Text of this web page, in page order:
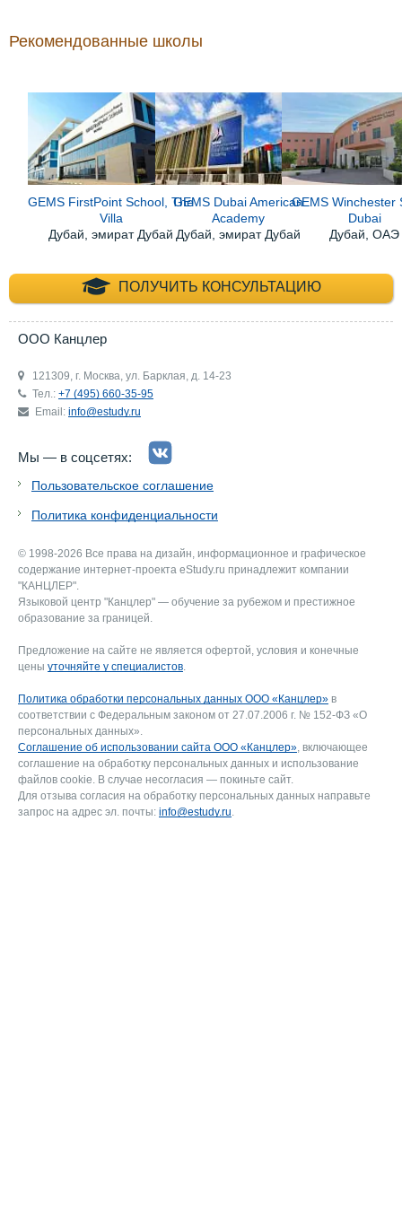
Рекомендованные школы
GEMS FirstPoint School, The
Villa
Дубай, эмират Дубай
GEMS Dubai American
Academy
Дубай, эмират Дубай
GEMS Winchester
Dubai
Дубай, ОАЭ
ПОЛУЧИТЬ КОНСУЛЬТАЦИЮ
+7 (495) 660-35-
ООО Канцлер
121309, г. Москва, ул. Барклая, д. 14-23
Тел.: +7 (495) 660-35-95
Email: info@estudy.ru
Мы — в соцсетях:
Пользовательское соглашение
Политика конфиденциальности
© 1998-2026 Все права на дизайн, информационное и графическое
содержание интернет-проекта eStudy.ru принадлежит компании
"КАНЦЛЕР".
Языковой центр "Канцлер" — обучение за рубежом и престижное
образование за границей.
Предложение на сайте не является офертой, условия и конечные
цены уточняйте у специалистов.
Политика обработки персональных данных ООО «Канцлер» в
соответствии с Федеральным законом от 27.07.2006 г. № 152-ФЗ «О
персональных данных».
Соглашение об использовании сайта ООО «Канцлер», включающее
соглашение на обработку персональных данных и использование
файлов cookie. В случае несогласия — покиньте сайт.
Для отзыва согласия на обработку персональных данных направьте
запрос на адрес эл. почты: info@estudy.ru.